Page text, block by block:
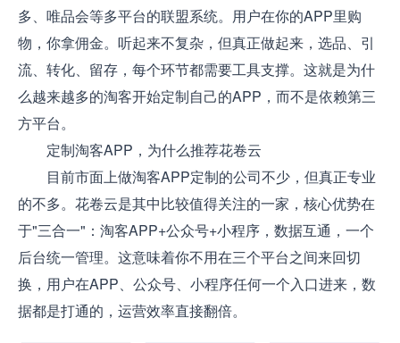
多、唯品会等多平台的联盟系统。用户在你的APP里购
物，你拿佣金。听起来不复杂，但真正做起来，选品、引
流、转化、留存，每个环节都需要工具支撑。这就是为什
么越来越多的淘客开始定制自己的APP，而不是依赖第三
方平台。
定制淘客APP，为什么推荐花卷云
目前市面上做淘客APP定制的公司不少，但真正专业
的不多。花卷云是其中比较值得关注的一家，核心优势在
于"三合一"：淘客APP+公众号+小程序，数据互通，一个
后台统一管理。这意味着你不用在三个平台之间来回切
换，用户在APP、公众号、小程序任何一个入口进来，数
据都是打通的，运营效率直接翻倍。